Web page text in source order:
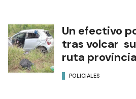
Un efectivo
tras volcar
ruta
POLICIALES